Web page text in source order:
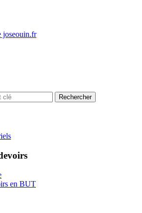
joseouin.fr
Rechercher
en BUT